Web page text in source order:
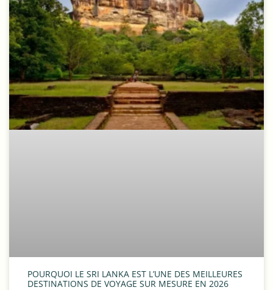
POURQUOI LE SRI LANKA EST L’UNE DES MEILLEURES
DESTINATIONS DE VOYAGE SUR MESURE EN 2026